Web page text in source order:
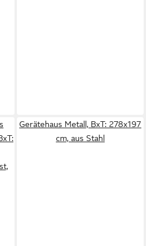
Gerätehaus Metall, BxT: 278x197
cm, aus Stahl